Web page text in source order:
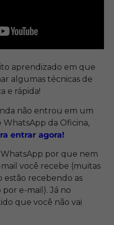
aprendizado em que
algumas técnicas de
e rápida!
não entrou em um
WhatsApp da Oficina,
entrar agora!
WhatsApp por que nem
você recebe (muitas
estão recebendo as
e-mail). Já no
que você não vai